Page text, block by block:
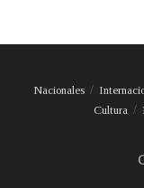
Nacionales
Cultura